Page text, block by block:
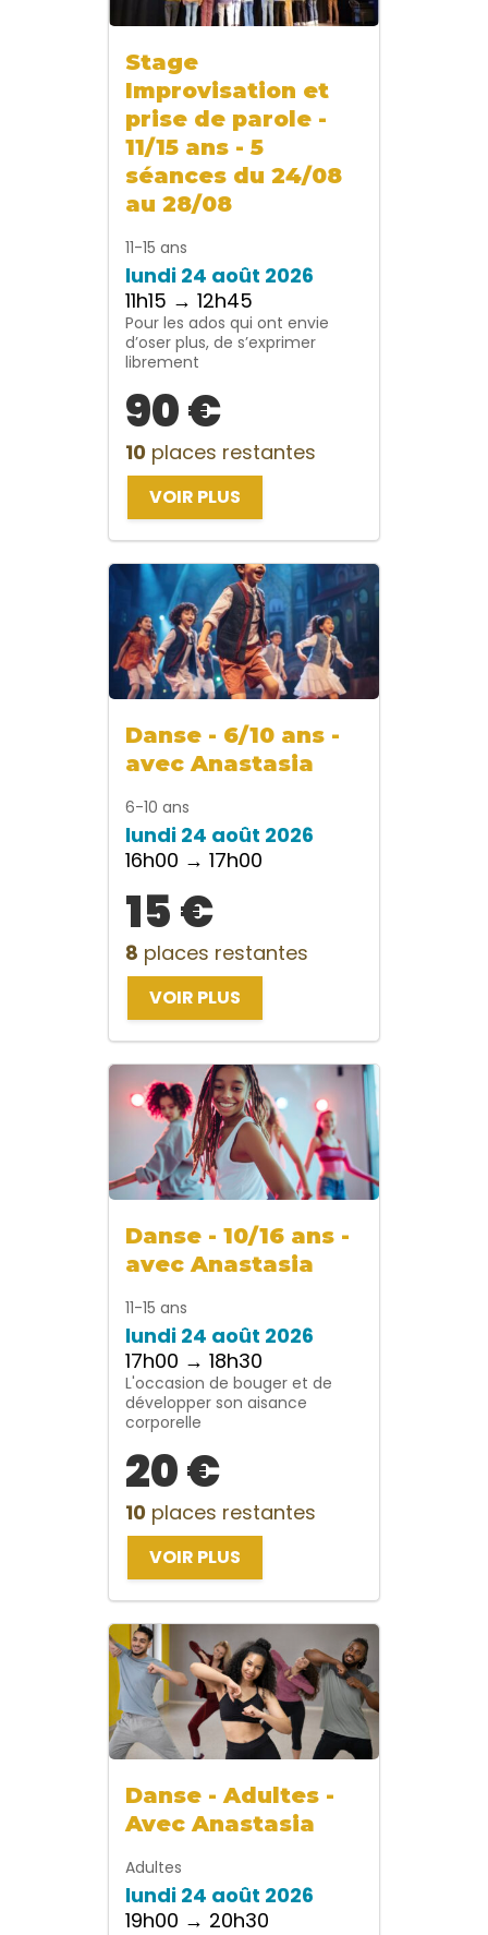
Stage
Improvisation et
prise de parole -
11/15 ans - 5
séances du 24/08
au 28/08
11-15 ans
lundi 24 août 2026
11h15 → 12h45
Pour les ados qui ont envie
d’oser plus, de s’exprimer
librement
90 €
10 places restantes
VOIR PLUS
Danse - 6/10 ans -
avec Anastasia
6-10 ans
lundi 24 août 2026
16h00 → 17h00
15 €
8 places restantes
VOIR PLUS
Danse - 10/16 ans -
avec Anastasia
11-15 ans
lundi 24 août 2026
17h00 → 18h30
L'occasion de bouger et de
développer son aisance
corporelle
20 €
10 places restantes
VOIR PLUS
Danse - Adultes -
Avec Anastasia
Adultes
lundi 24 août 2026
19h00 → 20h30